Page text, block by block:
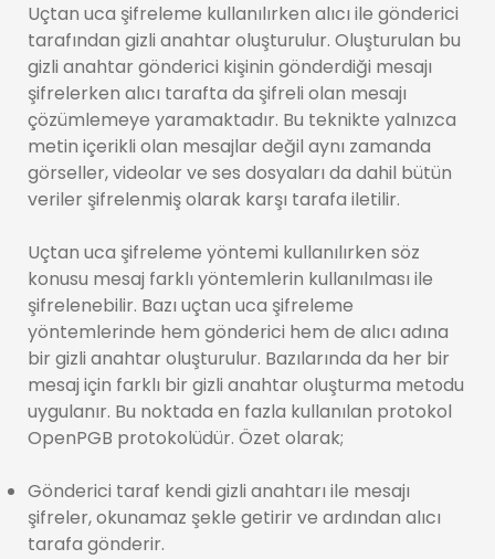
Uçtan uca şifreleme kullanılırken alıcı ile gönderici
tarafından gizli anahtar oluşturulur. Oluşturulan bu
gizli anahtar gönderici kişinin gönderdiği mesajı
şifrelerken alıcı tarafta da şifreli olan mesajı
çözümlemeye yaramaktadır. Bu teknikte yalnızca
metin içerikli olan mesajlar değil aynı zamanda
görseller, videolar ve ses dosyaları da dahil bütün
veriler şifrelenmiş olarak karşı tarafa iletilir.
Uçtan uca şifreleme yöntemi kullanılırken söz
konusu mesaj farklı yöntemlerin kullanılması ile
şifrelenebilir. Bazı uçtan uca şifreleme
yöntemlerinde hem gönderici hem de alıcı adına
bir gizli anahtar oluşturulur. Bazılarında da her bir
mesaj için farklı bir gizli anahtar oluşturma metodu
uygulanır. Bu noktada en fazla kullanılan protokol
OpenPGB protokolüdür. Özet olarak;
Gönderici taraf kendi gizli anahtarı ile mesajı
şifreler, okunamaz şekle getirir ve ardından alıcı
tarafa gönderir.